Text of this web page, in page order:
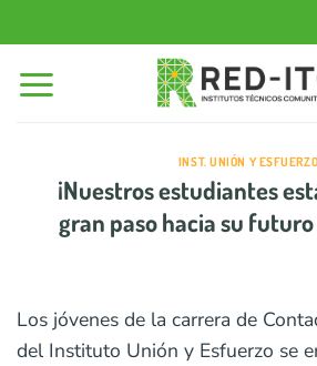
al
contenido
INST. UNIÓN Y ESFUERZO
¡Nuestros estudiantes
gran paso hacia su
Los jóvenes de la carrera de
del Instituto Unión y Esfuerzo se